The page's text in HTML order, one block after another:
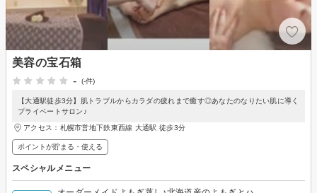
美容の宝石箱
-
(-件)
【大通駅徒歩3分】肌トラブルからカラダの疲れまで癒す◎あなたのなりたい肌に導く
プライベートサロン♪
アクセス：札幌市営地下鉄東西線 大通駅 徒歩3分
ポイントが貯まる・使える
スペシャルメニュー